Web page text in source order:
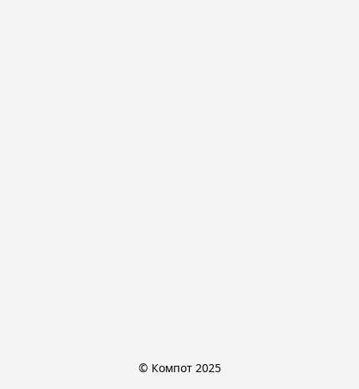
© Компот 2025